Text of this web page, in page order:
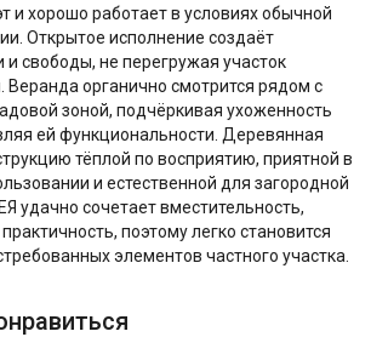
и хорошо работает в условиях обычной
Открытое исполнение создаёт
свободы, не перегружая участок
органично смотрится рядом с
зоной, подчёркивая ухоженность
ей функциональности. Деревянная
тёплой по восприятию, приятной в
и естественной для загородной
удачно сочетает вместительность,
поэтому легко становится
элементов частного участка.